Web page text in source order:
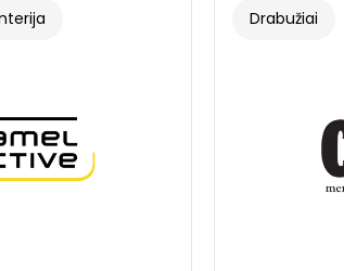
Drabužiai